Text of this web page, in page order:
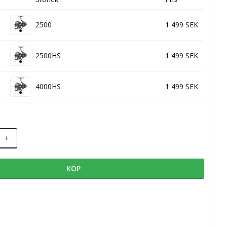
2500 1 499 SEK
2500HS 1 499 SEK
4000HS 1 499 SEK
+
KÖP